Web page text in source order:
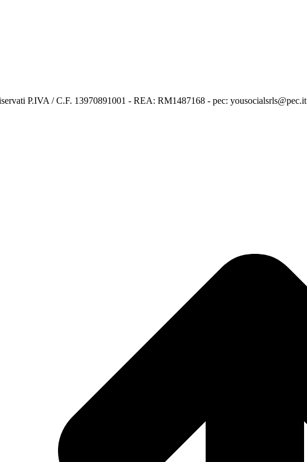
P.IVA / C.F. 13970891001 - REA: RM1487168 - pec: yousocialsrls@pec.it